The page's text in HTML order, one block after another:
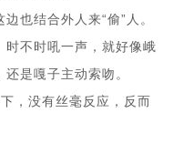
也结合外人来“偷”人。
时不时吼一声，就好像峨
是嘎子主动索吻。
，没有丝毫反应，反而